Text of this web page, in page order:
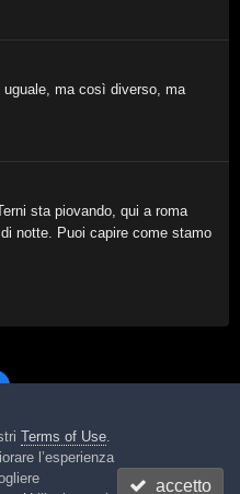
ma così diverso, ma
sta piovando, qui a roma
notte. Puoi capire come stamo
Cookies
Community
Terms of Use.
l’esperienza
accetto